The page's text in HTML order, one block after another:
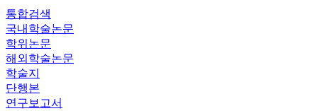
통합검색
국내학술논문
학위논문
해외학술논문
학술지
단행본
연구보고서